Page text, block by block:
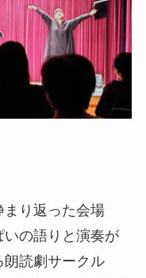
り返った会場
の語りと演奏が
読劇サークル